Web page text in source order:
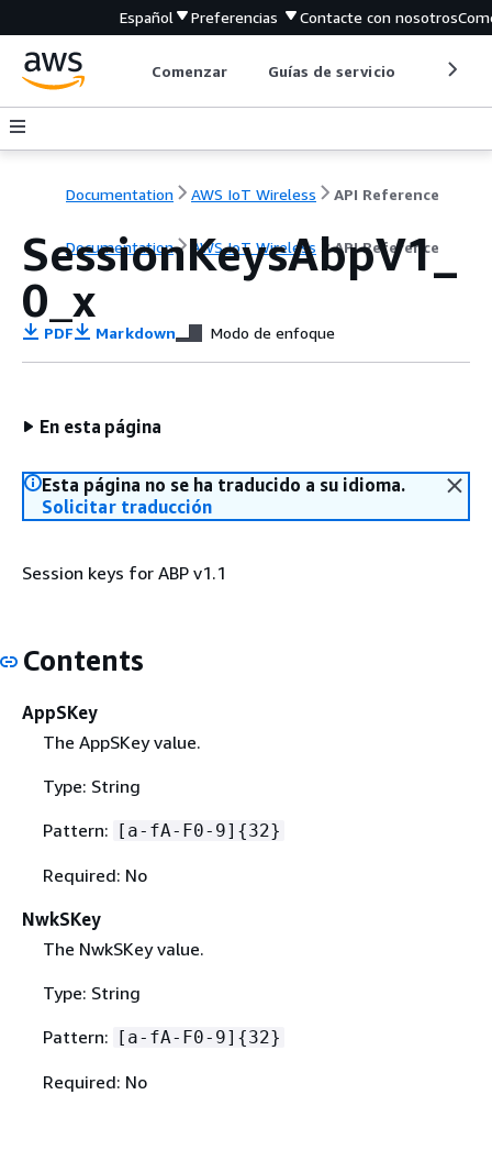
Español Preferencias Contacte con nosotros
Comenzar Guías de servicio
Documentation AWS IoT Wireless API Reference
Documentation AWS IoT Wireless API Reference
SessionKeysAbpV1_
0_x
PDF Markdown Modo de enfoque
En esta página
Esta página no se ha traducido a su idioma.
Solicitar traducción
Session keys for ABP v1.1
Contents
AppSKey
The AppSKey value.
Type: String
Pattern: [a-fA-F0-9] {32}
Required: No
NwkSKey
The NwkSKey value.
Type: String
Pattern: [a-fA-F0-9] {32}
Required: No